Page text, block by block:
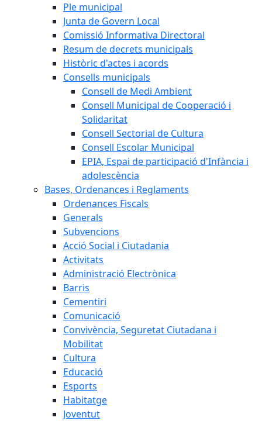
Ple municipal
Junta de Govern Local
Comissió Informativa Directoral
Resum de decrets municipals
Històric d'actes i acords
Consells municipals
Consell de Medi Ambient
Consell Municipal de Cooperació i
Solidaritat
Consell Sectorial de Cultura
Consell Escolar Municipal
EPIA, Espai de participació d'Infància i
adolescència
Bases, Ordenances i Reglaments
Ordenances Fiscals
Generals
Subvencions
Acció Social i Ciutadania
Activitats
Administració Electrònica
Barris
Cementiri
Comunicació
Convivència, Seguretat Ciutadana i
Mobilitat
Cultura
Educació
Esports
Habitatge
Joventut